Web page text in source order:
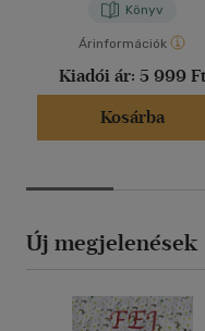
Könyv
Árinformációk
Kiadói ár: 5 999 Ft
Kosárba
Új megjelenések